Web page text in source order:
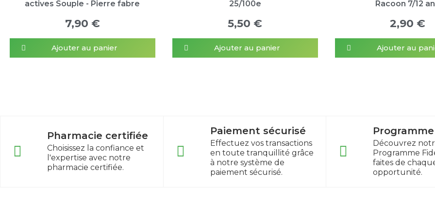
actives Souple - Pierre fabre
7,90 €
Ajouter au panier
25/100e
5,50 €
Ajouter au panier
Racoon 7/12
2,90 €
Ajouter au
Pharmacie certifiée
Choisissez la confiance et
l'expertise avec notre
pharmacie certifiée.
Paiement sécurisé
Effectuez vos transactions
en toute tranquillité grâce
à notre système de
paiement sécurisé.
Découvrez
Programme
faites de
opportunité.